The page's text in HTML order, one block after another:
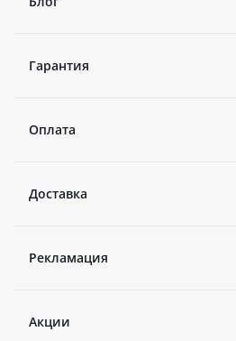
Гарантия
Оплата
Доставка
Рекламация
Акции